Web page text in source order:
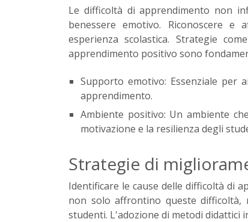
Le difficoltà di apprendimento non
benessere emotivo. Riconoscere
esperienza scolastica. Strategie
apprendimento positivo sono
Supporto emotivo: Essenziale
apprendimento.
Ambiente positivo: Un ambiente
motivazione e la resilienza degli
Strategie di
Identificare le cause delle difficoltà di
non solo affrontino queste difficoltà,
studenti. L'adozione di metodi didattici